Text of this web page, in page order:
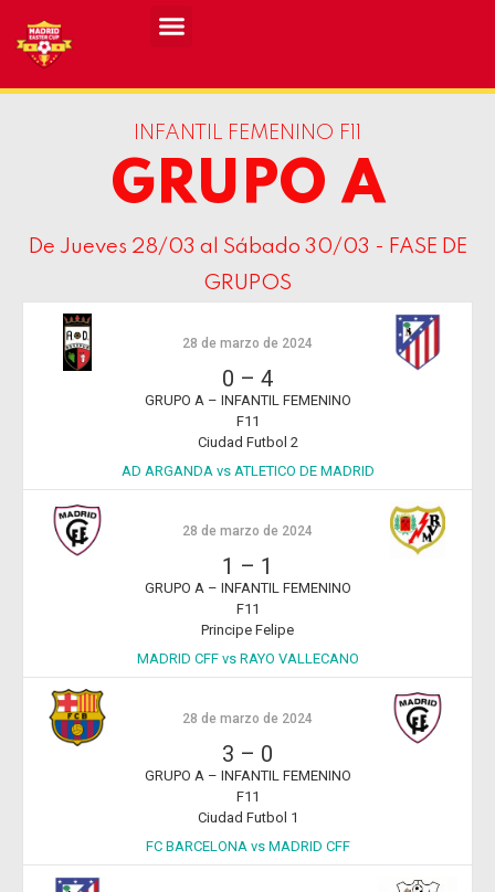
INFANTIL FEMENINO F11
GRUPO A
De Jueves 28/03 al Sábado 30/03 - FASE DE
GRUPOS
28 de marzo de 2024
0 – 4
GRUPO A – INFANTIL FEMENINO
F11
Ciudad Futbol 2
AD ARGANDA vs ATLETICO DE MADRID
28 de marzo de 2024
1 – 1
GRUPO A – INFANTIL FEMENINO
F11
Principe Felipe
MADRID CFF vs RAYO VALLECANO
28 de marzo de 2024
3 – 0
GRUPO A – INFANTIL FEMENINO
F11
Ciudad Futbol 1
FC BARCELONA vs MADRID CFF